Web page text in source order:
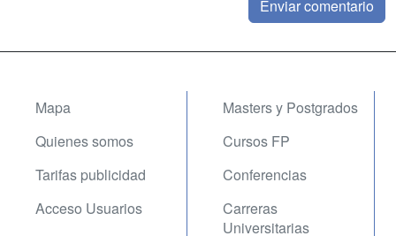
Mapa
Quienes somos
Tarifas publicidad
Acceso Usuarios
Masters y Postgrados
Cursos FP
Conferencias
Carreras
Universitarias